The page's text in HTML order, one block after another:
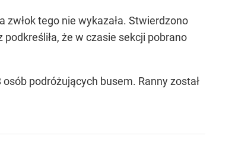
zwłok tego nie wykazała. Stwierdzono
że w czasie sekcji pobrano
podróżujących busem. Ranny został